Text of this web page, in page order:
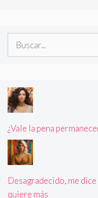
Buscar:
¿Vale la pena
Desagradecido, me
quiere más